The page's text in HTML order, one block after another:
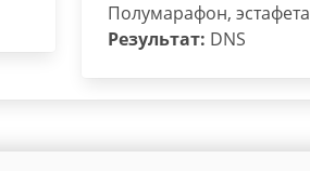
Полумарафон, эстафета
Результат: DNS